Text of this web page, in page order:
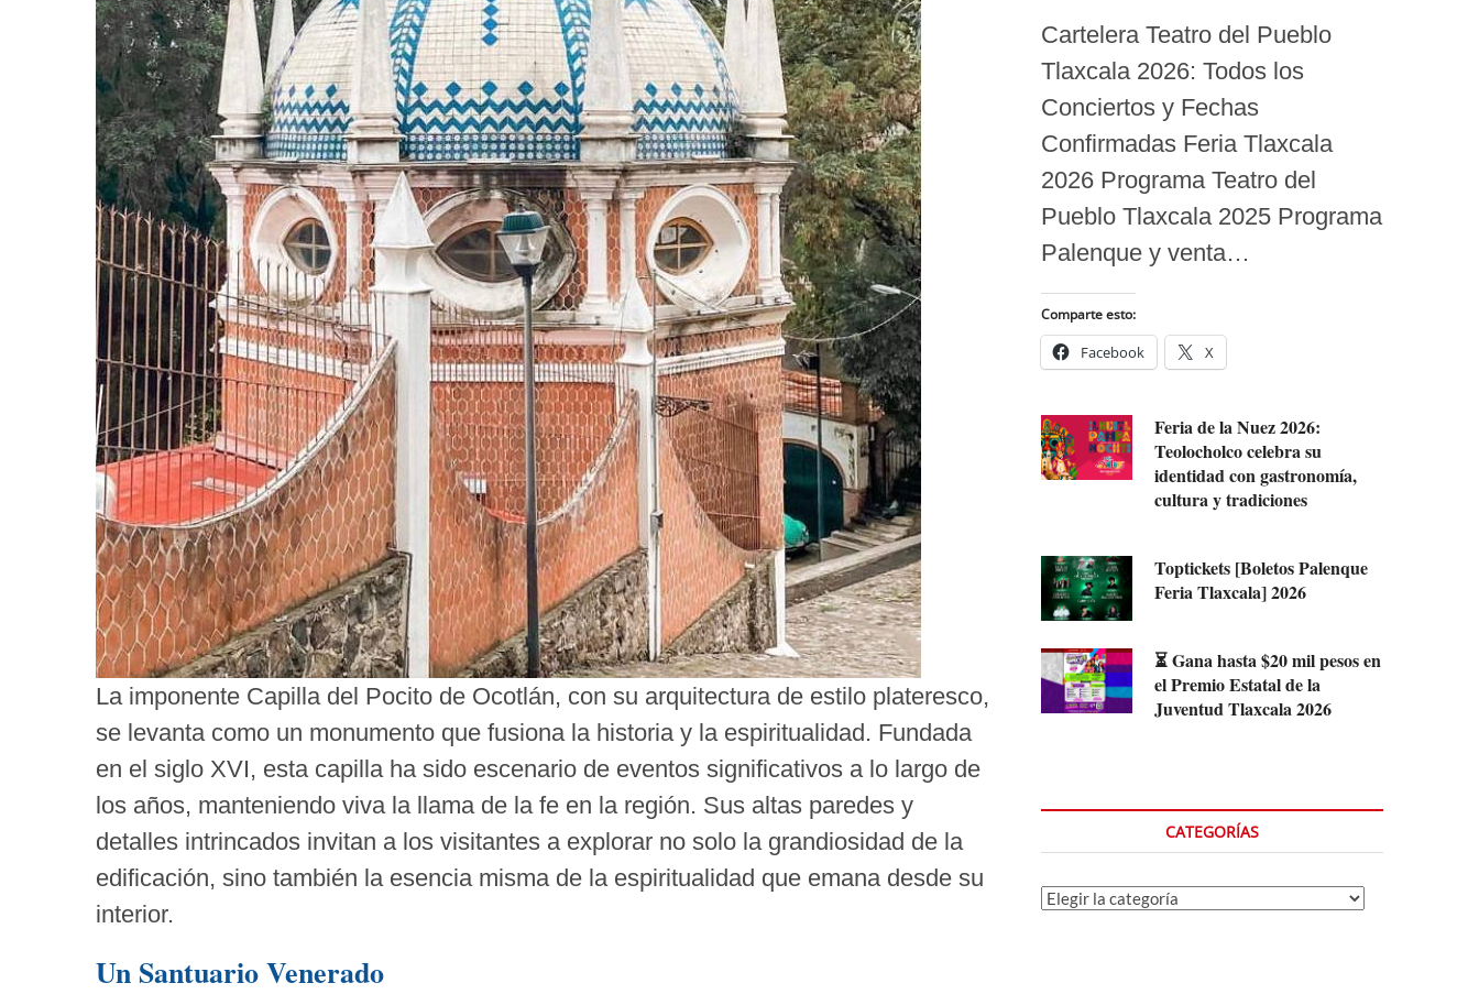
La imponente Capilla del Pocito de Ocotlán, con su arquitectura de estilo plateresco,
se levanta como un monumento que fusiona la historia y la espiritualidad. Fundada
en el siglo XVI, esta capilla ha sido escenario de eventos significativos a lo largo de
los años, manteniendo viva la llama de la fe en la región. Sus altas paredes y
detalles intrincados invitan a los visitantes a explorar no solo la grandiosidad de la
edificación, sino también la esencia misma de la espiritualidad que emana desde su
interior.
Un Santuario Venerado
Cartelera Teatro del Pueblo
Tlaxcala 2026: Todos los
Conciertos y Fechas
Confirmadas Feria Tlaxcala
2026 Programa Teatro del
Pueblo Tlaxcala 2025 Programa
Palenque y venta…
Comparte esto:
Facebook X
Feria de la Nuez 2026:
Teolocholco celebra su
identidad con gastronomía,
cultura y tradiciones
Toptickets [Boletos Palenque
Feria Tlaxcala] 2026
⏳ Gana hasta $20 mil pesos en
el Premio Estatal de la
Juventud Tlaxcala 2026
CATEGORÍAS
Categorías